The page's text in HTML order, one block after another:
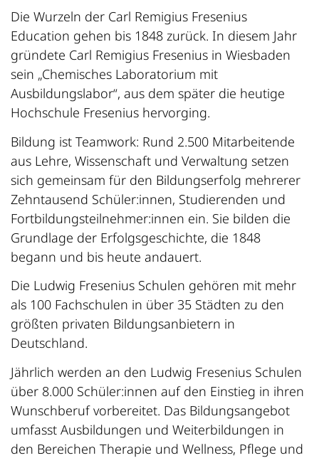
Die Wurzeln der Carl Remigius Fresenius
Education gehen bis 1848 zurück. In diesem Jahr
gründete Carl Remigius Fresenius in Wiesbaden
sein „Chemisches Laboratorium mit
Ausbildungslabor“, aus dem später die heutige
Hochschule Fresenius hervorging.
Bildung ist Teamwork: Rund 2.500 Mitarbeitende
aus Lehre, Wissenschaft und Verwaltung setzen
sich gemeinsam für den Bildungserfolg mehrerer
Zehntausend Schüler:innen, Studierenden und
Fortbildungsteilnehmer:innen ein. Sie bilden die
Grundlage der Erfolgsgeschichte, die 1848
begann und bis heute andauert.
Die Ludwig Fresenius Schulen gehören mit mehr
als 100 Fachschulen in über 35 Städten zu den
größten privaten Bildungsanbietern in
Deutschland.
Jährlich werden an den Ludwig Fresenius Schulen
über 8.000 Schüler:innen auf den Einstieg in ihren
Wunschberuf vorbereitet. Das Bildungsangebot
umfasst Ausbildungen und Weiterbildungen in
den Bereichen Therapie und Wellness, Pflege und